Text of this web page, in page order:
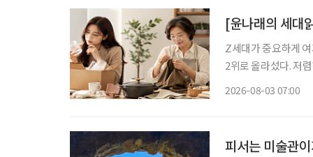
[윤나래의 세대
Z세대가 중요하게
2위로 올라섰다. 저
2026-08-03 07:00
피서는 미술관